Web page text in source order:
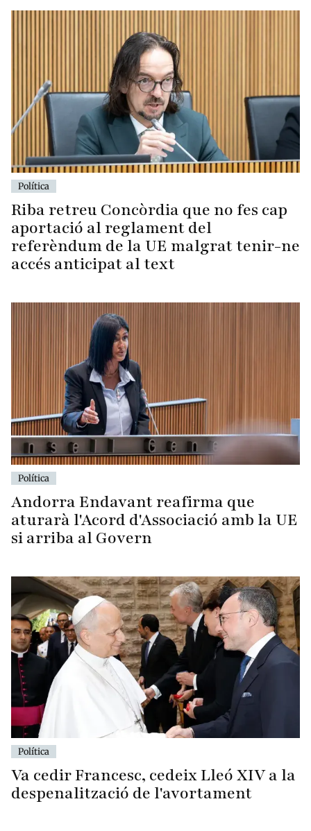
Política
Riba retreu Concòrdia que no fes cap
aportació al reglament del
referèndum de la UE malgrat tenir-ne
accés anticipat al text
Política
Andorra Endavant reafirma que
aturarà l'Acord d'Associació amb la UE
si arriba al Govern
Política
Va cedir Francesc, cedeix Lleó XIV a la
despenalització de l'avortament